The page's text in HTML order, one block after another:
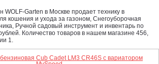
Garten в Москве продает технику в
кошения и ухода за газоном, Снегоуборочная
Ручной садовый инструмент и инвентарь по
Количество товаров в нашем магазине 456,
1.